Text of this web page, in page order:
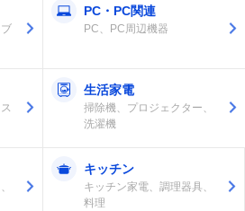
PC・PC関連
PC、PC周辺機器
生活家電
掃除機、プロジェクター、
洗濯機
キッチン
キッチン家電、調理器具、
料理